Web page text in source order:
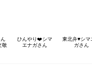
敬
ひんやり❤️シマ
エナガさん
東北弁♥️シマ
ガさん